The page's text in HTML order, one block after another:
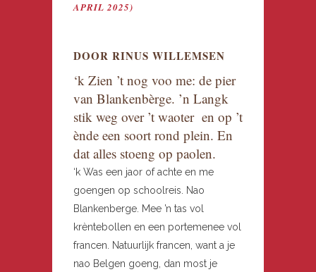
APRIL 2025)
DOOR RINUS WILLEMSEN
‘k Zien ’t nog voo me: de pier
van Blankenbèrge. ’n Langk
stik weg over ’t waoter en op ’t
ènde een soort rond plein. En
dat alles stoeng op paolen.
‘k Was een jaor of achte en me
goengen op schoolreis. Nao
Blankenberge. Mee ’n tas vol
krèntebollen en een portemenee vol
francen. Natuurlijk francen, want a je
nao Belgen goeng, dan most je